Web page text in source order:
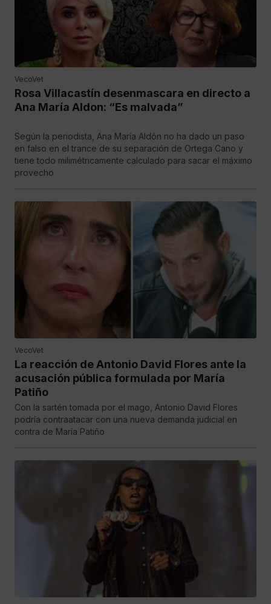
VecoVet
Rosa Villacastín desenmascara en directo a
Ana María Aldon: “Es malvada”
Según la periodista, Ana María Aldón no ha dado un paso
en falso en el trance de su separación de Ortega Cano y
tiene todo milimétricamente calculado para sacar el máximo
provecho
VecoVet
La reacción de Antonio David Flores ante la
acusación pública formulada por María
Patiño
Con la sartén tomada por el mago, Antonio David Flores
podría contraatacar con una nueva demanda judicial en
contra de María Patiño